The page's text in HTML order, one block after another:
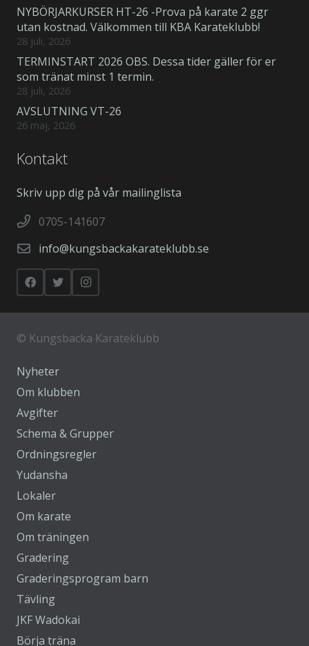
NYBÖRJARKURSER HT-26 -Prova på karate 2 ggr
utan kostnad. Välkommen till KBA Karateklubb!
28 juli, 2026
TERMINSTART 2026 OBS. Dessa tider gäller för er
som tränat minst 1 termin.
28 juli, 2026
AVSLUTNING VT-26
26 maj, 2026
Kontakt
Skriv upp dig på vår mailinglista
0705-141607
info@kungsbackakarateklubb.se
© Kungsbacka Karateklubb
Nyheter
Om klubben
Avgifter
Schema & Grupper
Ordningsregler
Yudansha
Lokaler
Om karate
Om träningen
Gradering
Graderingsprogram barn
Tävling
JKF Wadokai
Börja träna